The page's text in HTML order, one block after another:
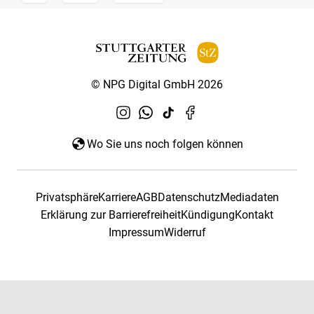
© NPG Digital GmbH 2026
Wo Sie uns noch folgen können
PrivatsphäreKarriereAGBDatenschutzMediadaten
Erklärung zur BarrierefreiheitKündigungKontakt
ImpressumWiderruf